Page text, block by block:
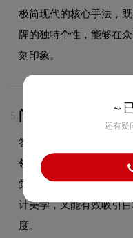
极简现代的核心手法，
牌的独特个性，能够在
刻印象。
5. 问：
答：HANHART品牌整
领域的品牌定位，运用
觉冲击力与辨识度。这
计美学，又能有效吸引
度。
～
还有疑